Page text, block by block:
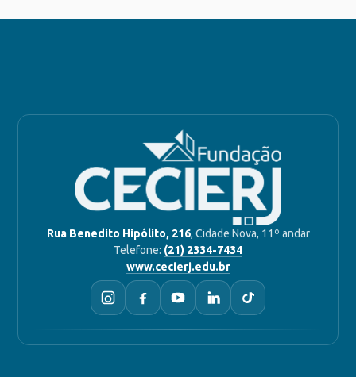
Rua Benedito Hipólito, 216, Cidade Nova, 11º andar
Telefone: (21) 2334-7434
www.cecierj.edu.br